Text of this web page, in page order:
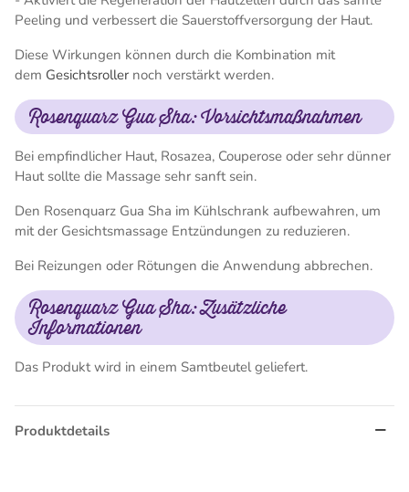
Peeling und verbessert die Sauerstoffversorgung der Haut.
Diese Wirkungen können durch die Kombination mit
dem Gesichtsroller noch verstärkt werden.
Rosenquarz Gua Sha: Vorsichtsmaßnahmen
Bei empfindlicher Haut, Rosazea, Couperose oder sehr dünner
Haut sollte die Massage sehr sanft sein.
Den Rosenquarz Gua Sha im Kühlschrank aufbewahren, um
mit der Gesichtsmassage Entzündungen zu reduzieren.
Bei Reizungen oder Rötungen die Anwendung abbrechen.
Rosenquarz Gua Sha: Zusätzliche
Informationen
Das Produkt wird in einem Samtbeutel geliefert.
Produktdetails